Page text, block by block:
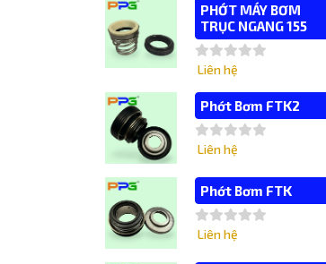
PHỚT MÁY BƠM
TRỤC NGANG 155
Liên hệ
Phớt Bơm FTK2
Liên hệ
Phớt Bơm FTK
Liên hệ